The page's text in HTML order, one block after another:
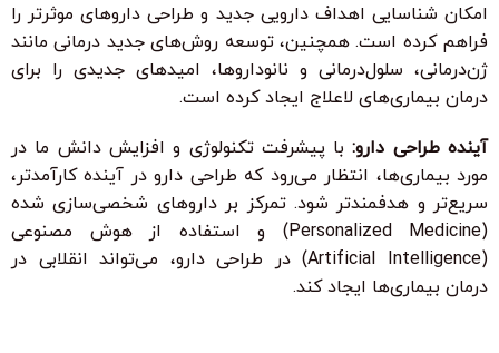
امکان شناسایی اهداف دارویی جدید و طراحی داروهای موثرتر را
فراهم کرده است. همچنین، توسعه روش‌های جدید درمانی مانند
ژن‌درمانی، سلول‌درمانی و نانوداروها، امیدهای جدیدی را برای
درمان بیماری‌های لاعلاج ایجاد کرده است.
آینده طراحی دارو:با پیشرفت تکنولوژی و افزایش دانش ما در
مورد بیماری‌ها، انتظار می‌رود که طراحی دارو در آینده کارآمدتر،
سریع‌تر و هدفمندتر شود. تمرکز بر داروهای شخصی‌سازی شده
(Personalized Medicine) و استفاده از هوش مصنوعی
(Artificial Intelligence) در طراحی دارو، می‌تواند انقلابی در
درمان بیماری‌ها ایجاد کند.